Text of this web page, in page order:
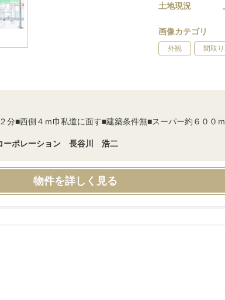
土地現況
画像カテゴリ
外観 間取り
分■西側４ｍ巾私道に面す■建築条件無■スーパー約６００ｍ
ーポレーション 長谷川 浩二
物件を詳しく見る